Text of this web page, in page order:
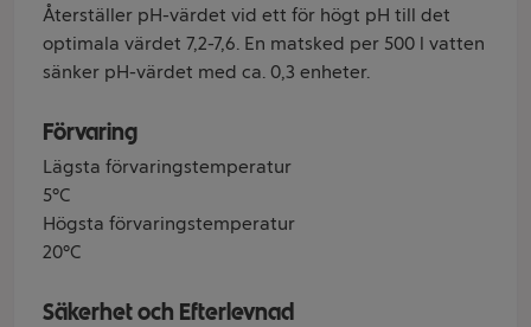
Återställer pH-värdet vid ett för högt pH till det
optimala värdet 7,2-7,6. En matsked per 500 l vatten
sänker pH-värdet med ca. 0,3 enheter.
Förvaring
Lägsta förvaringstemperatur
5°C
Högsta förvaringstemperatur
20°C
Säkerhet och Efterlevnad